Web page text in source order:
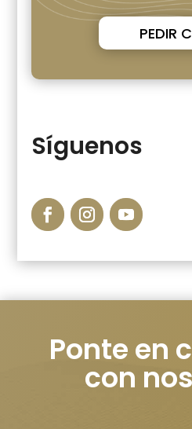
PEDIR
Síguenos
Ponte en
con